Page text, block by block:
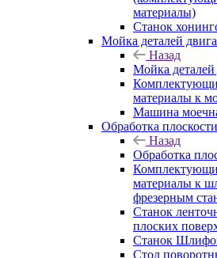
материалы)
Станок
Мойка деталей
Назад
Мойка деталей
материалы к
Машина
Обработка плоскости
Назад
Обработка
материалы к
фрезерным
Станок
плоских
Станок
Стол